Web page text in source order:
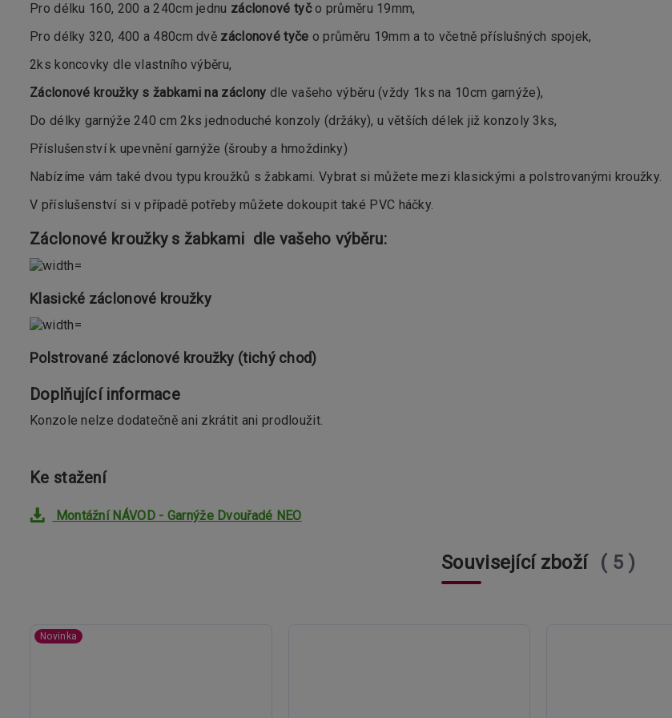
Pro délku 160, 200 a 240cm jednu záclonové tyčo průměru 19mm,
Pro délky 320, 400 a 480cm dvě záclonové tyče o průměru 19mm a to včetně příslušných spojek,
2ks koncovky dle vlastního výběru,
Záclonové kroužky s žabkami na záclony dle vašeho výběru (vždy 1ks na 10cm garnýže),
Do délky garnýže 240 cm 2ks jednoduché konzoly (držáky), u větších délek již konzoly 3ks,
Příslušenství k upevnění garnýže (šrouby a hmoždinky)
Nabízíme vám také dvou typu kroužků s žabkami. Vybrat si můžete mezi klasickými a polstrovanými kroužky.
V příslušenství si v případě potřeby můžete dokoupit také PVC háčky.
Záclonové kroužky s žabkami dle vašeho výběru:
Klasické záclonové kroužky
Polstrované záclonové kroužky (tichý chod)
Doplňující informace
Konzole nelze dodatečně ani zkrátit ani prodloužit.
Ke stažení
Montážní NÁVOD - Garnýže Dvouřadé NEO
Související zboží 5
Novinka